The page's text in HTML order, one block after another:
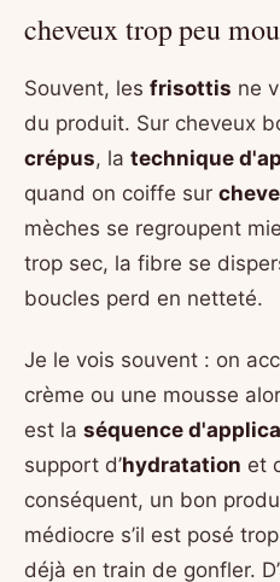
cheveux trop peu
Souvent, les frisottis ne
du produit. Sur cheveux
crépus, la technique
quand on coiffe sur
mèches se regroupent
trop sec, la fibre se
boucles perd en netteté.
Je le vois souvent : on
crème ou une mousse
est la séquence
support d’hydratation et
conséquent, un bon
médiocre s’il est posé
déjà en train de gonfler.